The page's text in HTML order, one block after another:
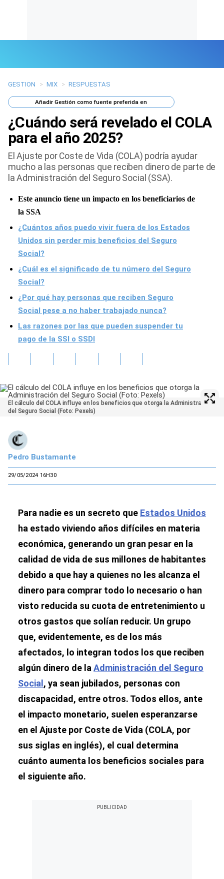
Últimas Noticias
Mi Bolsillo
Respuestas
Gente
Vida Laboral
Tendencias Mix
GESTION > MIX > RESPUESTAS
AñadirGestión como fuente preferida en
¿Cuándo será revelado el COLA
para el año 2025?
El Ajuste por Coste de Vida (COLA) podría ayudar
mucho a las personas que reciben dinero de parte de
la Administración del Seguro Social (SSA).
Este anuncio tiene un impacto en los beneficiarios de
la SSA
¿Cuántos años puedo vivir fuera de los Estados
Unidos sin perder mis beneficios del Seguro
Social?
¿Cuál es el significado de tu número del Seguro
Social?
¿Por qué hay personas que reciben Seguro
Social pese a no haber trabajado nunca?
Las razones por las que pueden suspender tu
pago de la SSI o SSDI
El cálculo del COLA influye en los beneficios que otorga la Administración
del Seguro Social (Foto: Pexels)
Pedro Bustamante
29/05/2024 16H30
Para nadie es un secreto que Estados Unidos
ha estado viviendo años difíciles en materia
económica, generando un gran pesar en la
calidad de vida de sus millones de habitantes
debido a que hay a quienes no les alcanza el
dinero para comprar todo lo necesario o han
visto reducida su cuota de entretenimiento u
otros gastos que solían reducir. Un grupo
que, evidentemente, es de los más
afectados, lo integran todos los que reciben
algún dinero de la Administración del Seguro
Social , ya sean jubilados, personas con
discapacidad, entre otros. Todos ellos, ante
el impacto monetario, suelen esperanzarse
en el Ajuste por Coste de Vida (COLA, por
sus siglas en inglés), el cual determina
cuánto aumenta los beneficios sociales para
el siguiente año.